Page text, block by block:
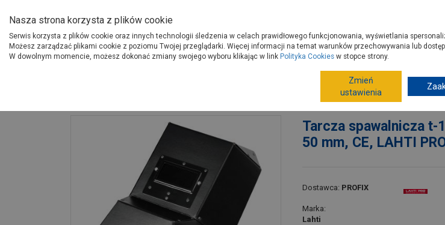
Produkty
O Grupie PSB
Gdzie kupisz Porady
Elektronarzędzia, osprzęt
Tarcza spawalnicza t-13 470 x 290 mm, filtr 50 mm, CE, LAHTI PRO
Tarcza spawalnicza
50 mm, CE, LAHTI
Dostawca: PROFIX
Marka:
Lahti
Nasza strona korzysta z plików cookie
Serwis korzysta z plików cookie oraz innych technologii śledzenia w celach prawidłowego funkcjonowania, wyświetlania
Możesz zarządzać plikami cookie z poziomu Twojej przeglądarki. Więcej informacji na temat warunków przechowywania lub
W dowolnym momencie, możesz dokonać zmiany swojego wyboru klikając w link Polityka Cookies w stopce strony.
Zmień
ustawienia